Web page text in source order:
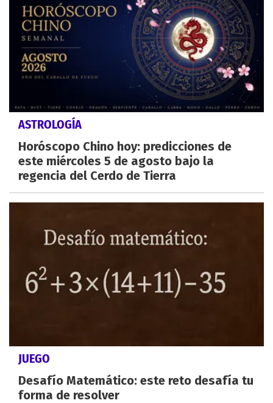
ASTROLOGÍA
Horóscopo Chino hoy: predicciones de
este miércoles 5 de agosto bajo la
regencia del Cerdo de Tierra
JUEGO
Desafío Matemático: este reto desafía tu
forma de resolver